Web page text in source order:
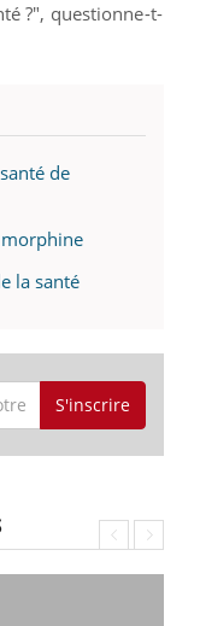
?", questionne-t-
de
la santé
S'inscrire